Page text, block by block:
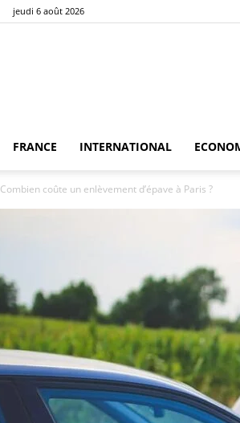
jeudi 6 août 2026
FRANCE INTERNATIONAL
Combien coûte un enlèvement d’épave à Paris ?